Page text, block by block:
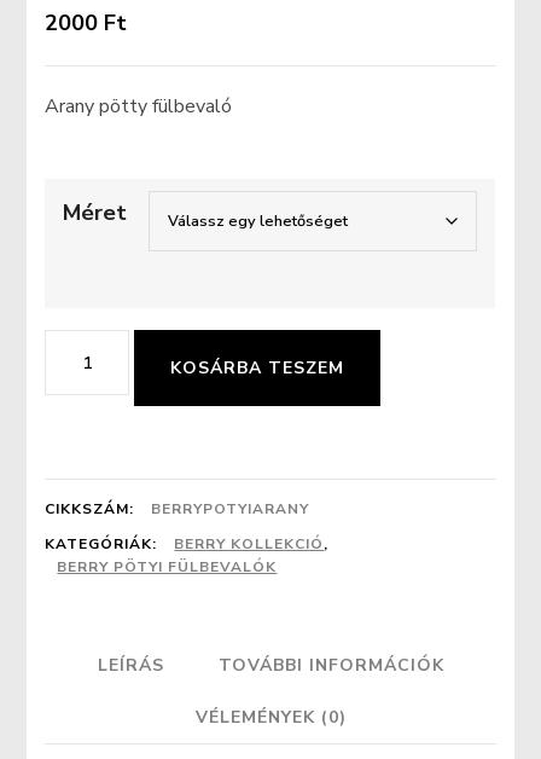
2000 Ft
Arany pötty fülbevaló
Méret
Arany
pötty
KOSÁRBA TESZEM
CIKKSZÁM:
BERRYPOTYIARANY
KATEGÓRIÁK:
BERRY KOLLEKCIÓ,
BERRY PÖTYI FÜLBEVALÓK
LEÍRÁS TOVÁBBI INFORMÁCIÓK
VÉLEMÉNYEK (0)